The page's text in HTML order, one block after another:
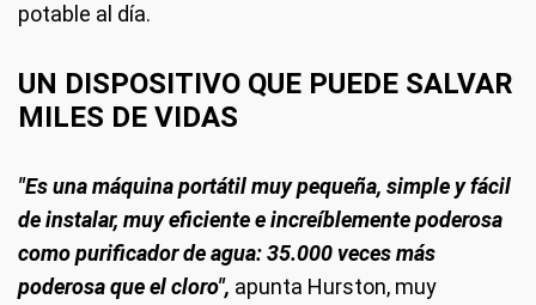
potable al día.
UN DISPOSITIVO QUE PUEDE SALVAR
MILES DE VIDAS
"Es una máquina portátil muy pequeña, simple y fácil
de instalar, muy eficiente e increíblemente poderosa
como purificador de agua: 35.000 veces más
poderosa que el cloro", apunta Hurston, muy